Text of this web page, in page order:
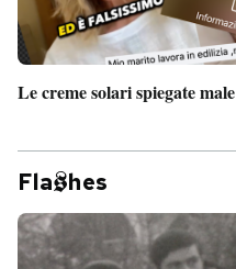
Le creme solari spiegate male
Fla hes